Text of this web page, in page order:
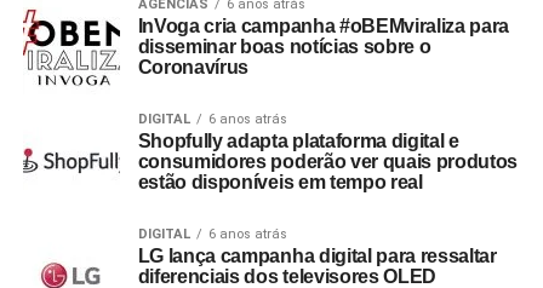
AGÊNCIAS 6 anos atrás
InVoga cria campanha #oBEMviraliza para
disseminar boas notícias sobre o
Coronavírus
DIGITAL 6 anos atrás
Shopfully adapta plataforma digital e
consumidores poderão ver quais produtos
estão disponíveis em tempo real
DIGITAL 6 anos atrás
LG lança campanha digital para ressaltar
diferenciais dos televisores OLED